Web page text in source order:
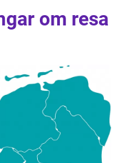
om resa